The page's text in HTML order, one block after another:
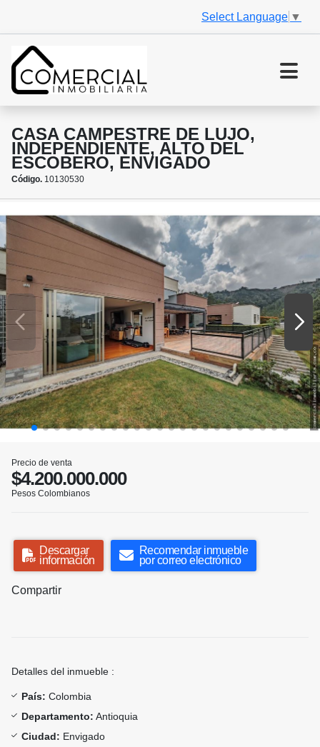
Select Language ▼
CASA CAMPESTRE DE LUJO,
INDEPENDIENTE, ALTO DEL
ESCOBERO, ENVIGADO
Código. 10130530
Precio de venta
$4.200.000.000
Pesos Colombianos
Descargar
información
Recomendar inmueble
por correo electrónico
Compartir
Detalles del inmueble :
País: Colombia
Departamento: Antioquia
Ciudad: Envigado